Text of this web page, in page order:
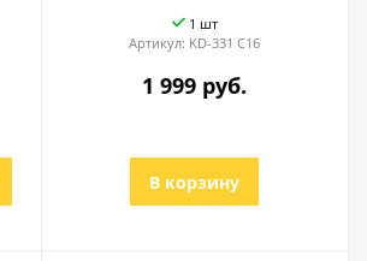
1 шт
Артикул: KD-331 C16
1 999 руб.
В корзину